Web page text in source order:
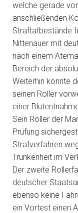
welche gerade
anschließenden
Straftatbestände
Nittenauer mit
nach einem
Bereich der
Weiterhin konnte
seinen Roller
einer
Sein Roller der
Prüfung
Strafverfahren
Trunkenheit im
Der zweite
deutscher
ebenso keine
ein Vortest einen